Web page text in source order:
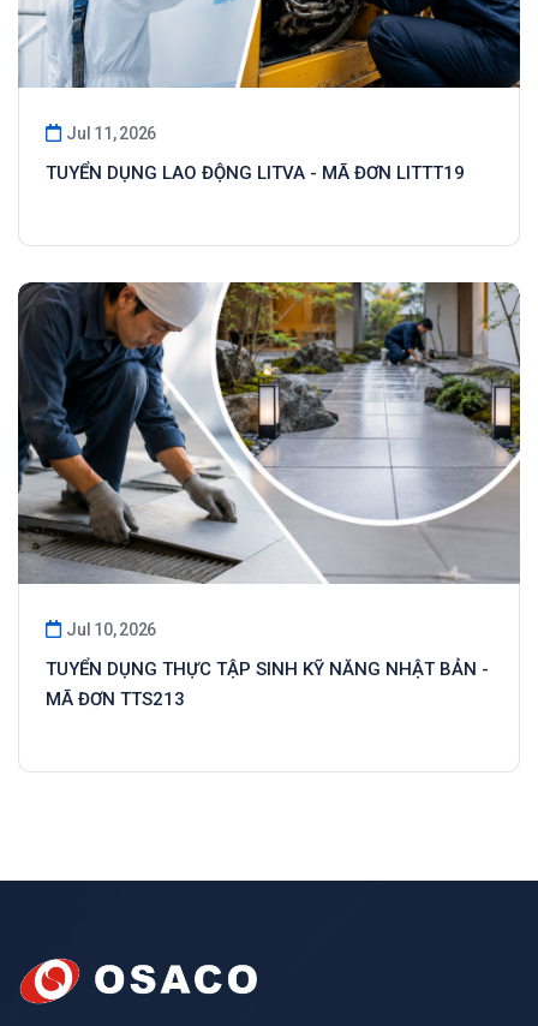
Jul 11, 2026
TUYỂN DỤNG LAO ĐỘNG LITVA - MÃ ĐƠN LITTT19
Jul 10, 2026
TUYỂN DỤNG THỰC TẬP SINH KỸ NĂNG NHẬT BẢN -
MÃ ĐƠN TTS213